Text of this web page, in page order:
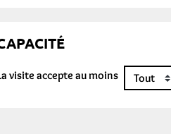
visite accepte au moins